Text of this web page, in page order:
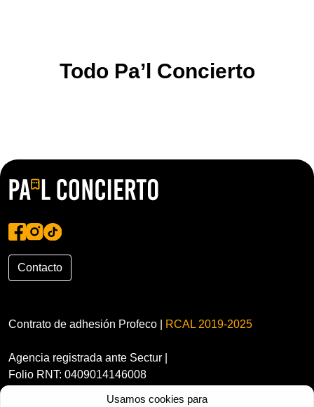
Todo Pa’l Concierto
Contacto
Contrato de adhesión Profeco | RCAL 2019-2025
Agencia registrada ante Sectur |
Folio RNT: 0409014146008
Usamos cookies para